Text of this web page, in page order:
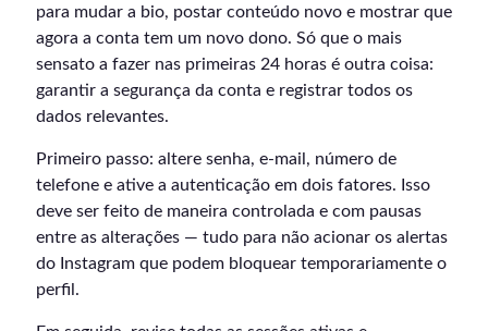
para mudar a bio, postar conteúdo novo e mostrar que
agora a conta tem um novo dono. Só que o mais
sensato a fazer nas primeiras 24 horas é outra coisa:
garantir a segurança da conta e registrar todos os
dados relevantes.
Primeiro passo: altere senha, e-mail, número de
telefone e ative a autenticação em dois fatores. Isso
deve ser feito de maneira controlada e com pausas
entre as alterações — tudo para não acionar os alertas
do Instagram que podem bloquear temporariamente o
perfil.